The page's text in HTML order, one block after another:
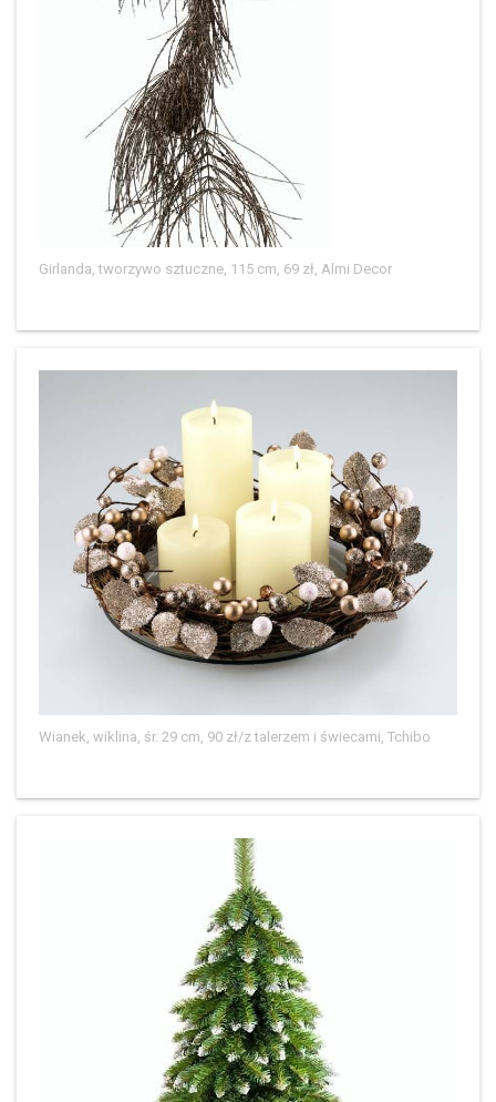
Girlanda, tworzywo sztuczne, 115 cm, 69 zł, Almi Decor
Wianek, wiklina, śr. 29 cm, 90 zł/z talerzem i świecami, Tchibo